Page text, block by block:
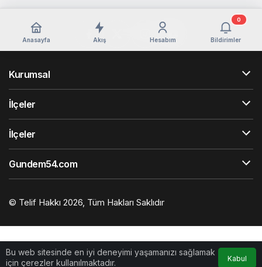
Bu web sitesinde en iyi deneyimi yaşamanızı sağlamak
için çerezler kullanılmaktadır.
Kabul
Anasayfa Akış Hesabım Bildirimler
0
Kurumsal
İlçeler
İlçeler
Gundem54.com
© Telif Hakkı 2026, Tüm Hakları Saklıdır